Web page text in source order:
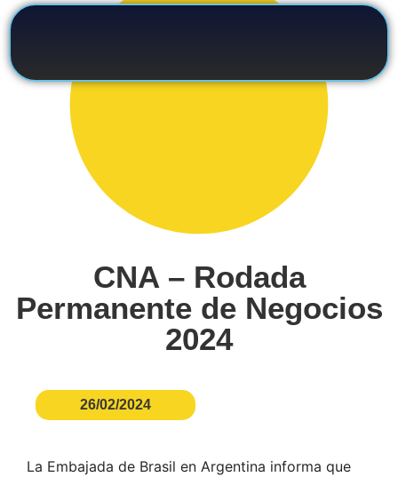
CNA – Rodada
Permanente de Negocios
2024
26/02/2024
La Embajada de Brasil en Argentina informa que